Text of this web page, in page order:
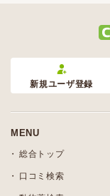
新規ユーザ登録
MENU
総合トップ
口コミ検索